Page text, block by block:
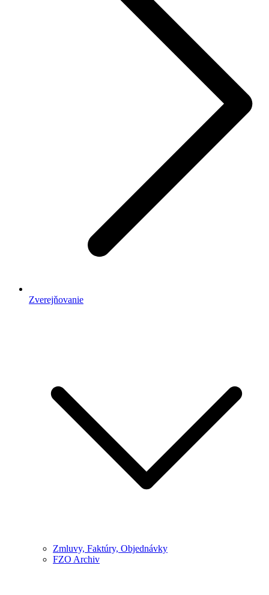
Zverejňovanie
Zmluvy, Faktúry, Objednávky
FZO Archiv